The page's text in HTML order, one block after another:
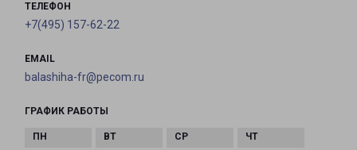
ТЕЛЕФОН
+7(495) 157-62-22
EMAIL
balashiha-fr@pecom.ru
ГРАФИК РАБОТЫ